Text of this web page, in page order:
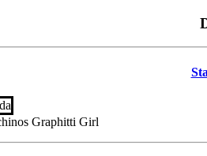
Graphitti Girl